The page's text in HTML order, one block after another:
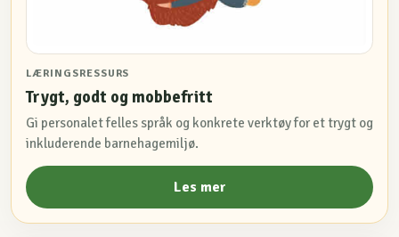
LÆRINGSRESSURS
Trygt, godt og mobbefritt
Gi personalet felles språk og konkrete verktøy for et trygt og
inkluderende barnehagemiljø.
Les mer